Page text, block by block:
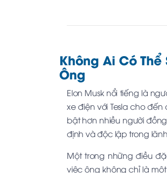
Không Ai Có
Ông
Elon Musk nổi tiếng là
xe điện với Tesla cho
bật hơn nhiều người
định và độc lập trong
Một trong những điều
việc ông không chỉ là một